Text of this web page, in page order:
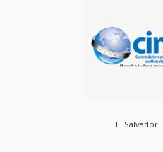
El Salvador